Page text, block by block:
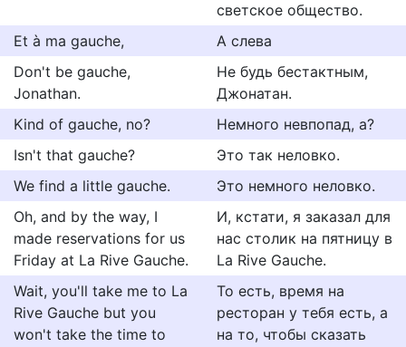
светское общество.
Et à ma gauche,
А слева
Don't be gauche,
Jonathan.
Не будь бестактным,
Джонатан.
Kind of gauche, no?
Немного невпопад, а?
Isn't that gauche?
Это так неловко.
We find a little gauche.
Это немного неловко.
Oh, and by the way, I
made reservations for us
Friday at La Rive Gauche.
И, кстати, я заказал для
нас столик на пятницу в
La Rive Gauche.
Wait, you'll take me to La
Rive Gauche but you
won't take the time to
То есть, время на
ресторан у тебя есть, а
на то, чтобы сказать